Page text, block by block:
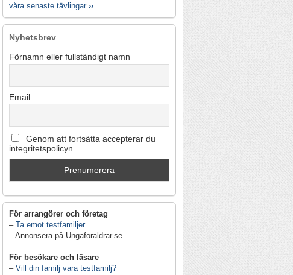
våra senaste tävlingar ››
Nyhetsbrev
Förnamn eller fullständigt namn
Email
Genom att fortsätta accepterar du
integritetspolicyn
För arrangörer och företag
– Ta emot testfamiljer
– Annonsera på Ungaforaldrar.se
För besökare och läsare
– Vill din familj vara testfamilj?